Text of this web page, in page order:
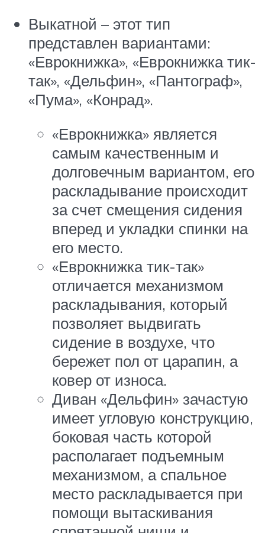
Выкатной – этот тип
представлен вариантами:
«Еврокнижка», «Еврокнижка тик-
так», «Дельфин», «Пантограф»,
«Пума», «Конрад».
«Еврокнижка» является
самым качественным и
долговечным вариантом, его
раскладывание происходит
за счет смещения сидения
вперед и укладки спинки на
его место.
«Еврокнижка тик-так»
отличается механизмом
раскладывания, который
позволяет выдвигать
сидение в воздухе, что
бережет пол от царапин, а
ковер от износа.
Диван «Дельфин» зачастую
имеет угловую конструкцию,
боковая часть которой
располагает подъемным
механизмом, а спальное
место раскладывается при
помощи вытаскивания